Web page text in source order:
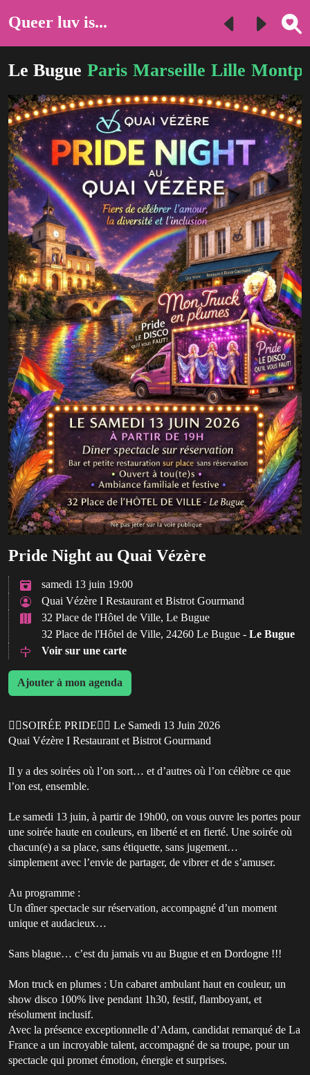
Queer luv is...
Le Bugue Paris Marseille Lille
Pride Night au Quai Vézère
samedi 13 juin 19:00
Quai Vézère I Restaurant et Bistrot Gourmand
32 Place de l'Hôtel de Ville, Le Bugue
32 Place de l'Hôtel de Ville, 24260 Le Bugue - Le Bugue
Voir sur une carte
Ajouter à mon agenda
🏳️‍🌈SOIRÉE PRIDE🏳️‍🌈 Le Samedi 13 Juin 2026
Quai Vézère I Restaurant et Bistrot Gourmand
Il y a des soirées où l’on sort… et d’autres où l’on célèbre ce que
l’on est, ensemble.
Le samedi 13 juin, à partir de 19h00, on vous ouvre les portes pour
une soirée haute en couleurs, en liberté et en fierté. Une soirée où
chacun(e) a sa place, sans étiquette, sans jugement…
simplement avec l’envie de partager, de vibrer et de s’amuser.
Au programme :
Un dîner spectacle sur réservation, accompagné d’un moment
unique et audacieux…
Sans blague… c’est du jamais vu au Bugue et en Dordogne !!!
Mon truck en plumes : Un cabaret ambulant haut en couleur, un
show disco 100% live pendant 1h30, festif, flamboyant, et
résolument inclusif.
Avec la présence exceptionnelle d’Adam, candidat remarqué de La
France a un incroyable talent, accompagné de sa troupe, pour un
spectacle qui promet émotion, énergie et surprises.